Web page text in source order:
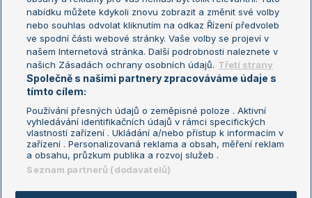
Aktualní trendy
Fotbalové přestupy
Livesport Daily
LS Prague Open
Podmínky užití
Nastavení soukromí
GDPR a žurnalistika
Reklama
Kontakt
Informace o zpracování osobních
údajů
nabídku můžete kdykoli znovu zobrazit a změnit své volby
nebo souhlas odvolat kliknutím na odkaz Řízení předvoleb
ve spodní části webové stránky. Vaše volby se projeví v
našem Internetová stránka. Další podrobnosti naleznete v
našich Zásadách ochrany osobních údajů. Třetí strany
Společně s našimi partnery zpracováváme údaje s
tímto cílem:
Používání přesných údajů o zeměpisné poloze . Aktivní
vyhledávání identifikačních údajů v rámci specifických
vlastností zařízení . Ukládání a/nebo přístup k informacím v
zařízení . Personalizovaná reklama a obsah, měření reklam
a obsahu, průzkum publika a rozvoj služeb .
Seznam partnerů (dodavatelů)